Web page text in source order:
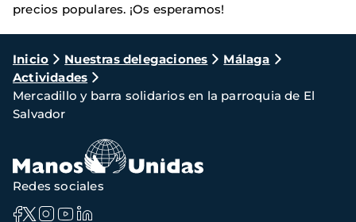
precios populares. ¡Os esperamos!
Ruta
de
navegación
Inicio Nuestras delegaciones
Málaga
Actividades
Mercadillo y barra solidarios en la parroquia de El
Salvador
Redes sociales